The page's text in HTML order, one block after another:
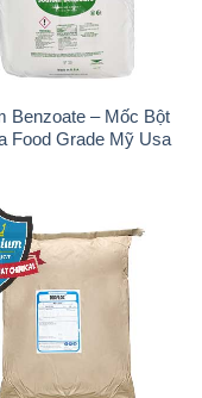
Benzoate – Mốc Bột
Food Grade Mỹ Usa